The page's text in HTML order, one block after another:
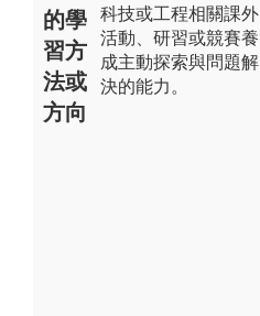
的學
習方
法或
方向
科技或工程相關課外
活動、研習或競賽養
成主動探索與問題解
決的能力。